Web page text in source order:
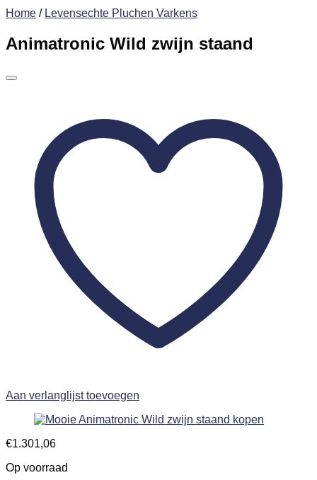
Home / Levensechte Pluchen Varkens
Animatronic Wild zwijn staand
Aan verlanglijst toevoegen
€1.301,06
Op voorraad